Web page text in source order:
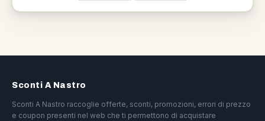
Sconti A Nastro
Sconti A Nastro raccoglie offerte, sconti, promozioni, errori di prezzo
e coupon presenti nel web che ti permettono di acquistare